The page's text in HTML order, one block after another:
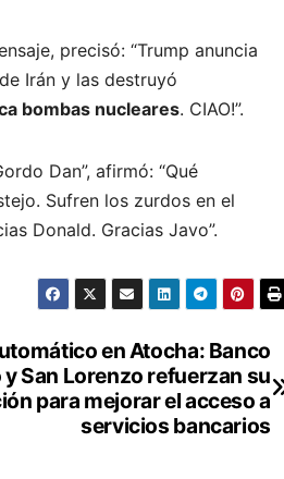
precisó: “Trump anuncia
Irán y las destruyó
bombas nucleares. CIAO!”.
Dan”, afirmó: “Qué
Sufren los zurdos en el
Donald. Gracias Javo”.
en Atocha: Banco
San Lorenzo refuerzan su
para mejorar el acceso a
servicios bancarios